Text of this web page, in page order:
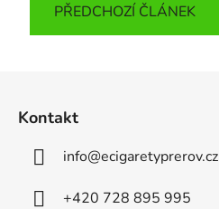
PŘEDCHOZÍ ČLÁNEK
Kontakt
info@ecigaretyprerov.cz
+420 728 895 995